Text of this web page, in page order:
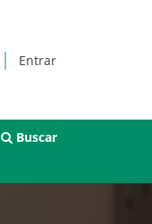
Entrar
Buscar